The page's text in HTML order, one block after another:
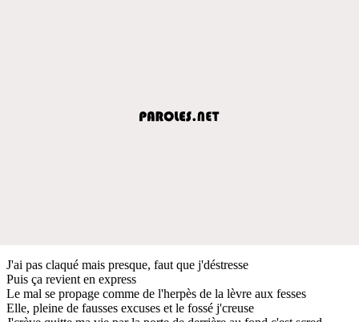
J'ai pas claqué mais presque, faut que j'déstresse
Puis ça revient en express
Le mal se propage comme de l'herpès de la lèvre aux fesses
Elle, pleine de fausses excuses et le fossé j'creuse